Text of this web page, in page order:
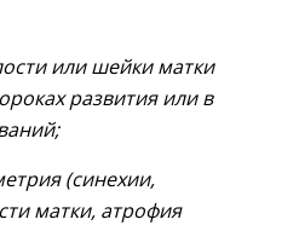
или шейки матки
развития или в
(синехии,
матки, атрофия